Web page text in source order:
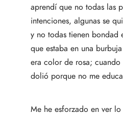
aprendí que no todas las
intenciones, algunas se
y no todas tienen bondad
que estaba en una
era color de rosa;
dolió porque no me
Me he esforzado en ver